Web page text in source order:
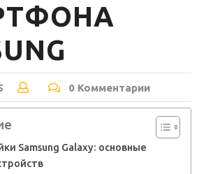
0 Комментарии
Samsung Galaxy: основные